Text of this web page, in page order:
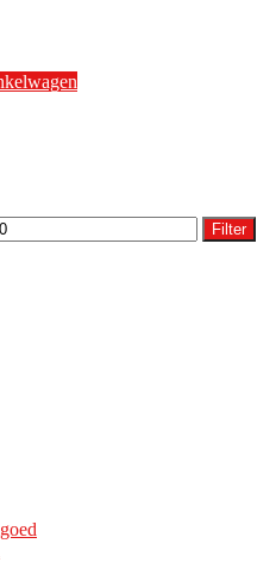
Filter